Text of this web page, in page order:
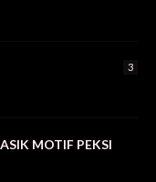
3
MOTIF PEKSI